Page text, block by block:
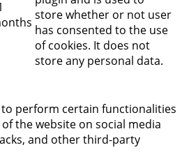
store whether or not user
has consented to the use
of cookies. It does not
store any personal data.
perform certain functionalities
the website on social media
and other third-party